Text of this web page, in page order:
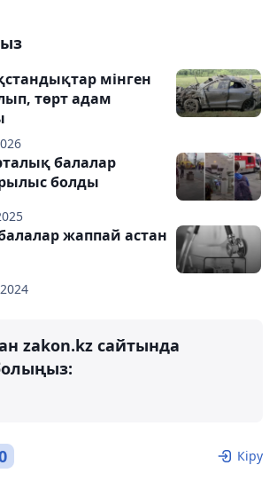
мінген
төрт адам
балалар
болды
жаппай астан
zakon.kz сайтында
Кіру